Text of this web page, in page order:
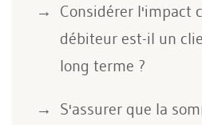
Considérer l'impact
débiteur est-il un
long terme ?
S'assurer que la